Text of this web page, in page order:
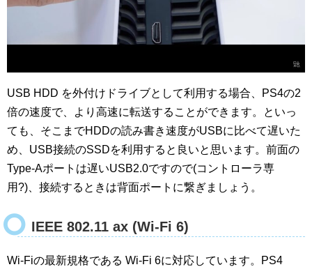
USB HDD を外付けドライブとして利用する場合、PS4の2
倍の速度で、より高速に転送することができます。といっ
ても、そこまでHDDの読み書き速度がUSBに比べて遅いた
め、USB接続のSSDを利用すると良いと思います。前面の
Type-Aポートは遅いUSB2.0ですので(コントローラ専
用?)、接続するときは背面ポートに繋ぎましょう。
IEEE 802.11 ax (Wi-Fi 6)
Wi-Fiの最新規格である Wi-Fi 6に対応しています。PS4